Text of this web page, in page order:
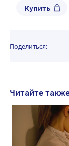
до 3,5кг 0+ 25шт
Купить
Поделиться:
Читайте также